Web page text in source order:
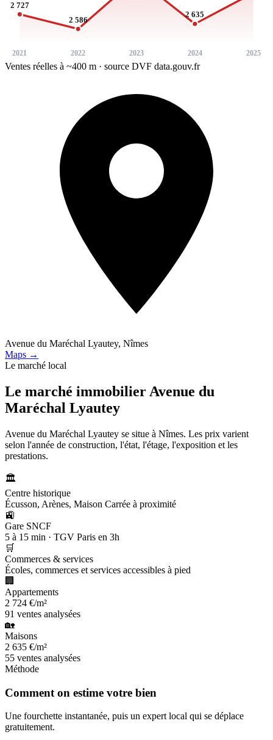
2 727
2021
2 586
2022 2023
2 635
2024 2025
Ventes réelles à ~400 m · source DVF data.gouv.fr
Avenue du Maréchal Lyautey, Nîmes
Maps →
Le marché local
Le marché immobilier Avenue du
Maréchal Lyautey
Avenue du Maréchal Lyautey se situe à Nîmes. Les prix varient
selon l'année de construction, l'état, l'étage, l'exposition et les
prestations.
🏛️
Centre historique
Écusson, Arènes, Maison Carrée à proximité
🚉
Gare SNCF
5 à 15 min · TGV Paris en 3h
🛒
Commerces & services
Écoles, commerces et services accessibles à pied
🏢
Appartements
2 724 €/m²
91 ventes analysées
🏡
Maisons
2 635 €/m²
55 ventes analysées
Méthode
Comment on estime votre bien
Une fourchette instantanée, puis un expert local qui se déplace
gratuitement.